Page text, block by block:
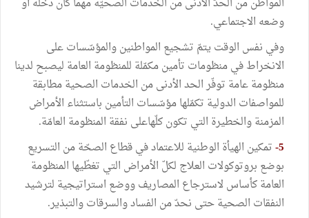
وضعه الاجتماعي.
وفي نفس الوقت يتمّ تشجيع المواطنين والمؤسّسات على
الانخراط في منظومات تأمين مكمّلة للمنظومة العامة ليصبح لدينا
منظومة عامة توفّر الحد الأدنى من الخدمات الصحية مطابقة
للمواصفات الدولية تكمّلها مؤسّسات التأمين باستثناء الأمراض
المزمنة والخطيرة التي تكون كلّهاعلى نفقة المنظومة العامّة.
5- تمكين الهيأة الوطنية للاعتماد في قطاع الصحّة من التسريع
بوضع بروتوكولات العلاج لكلّ الأمراض التي تغطّيها المنظومة
العامة كأساس لاسترجاع المصاريف ووضع استراتيجية لترشيد
النفقات الصحية حتى نحدّ من الفساد والسرقات والتبذير.